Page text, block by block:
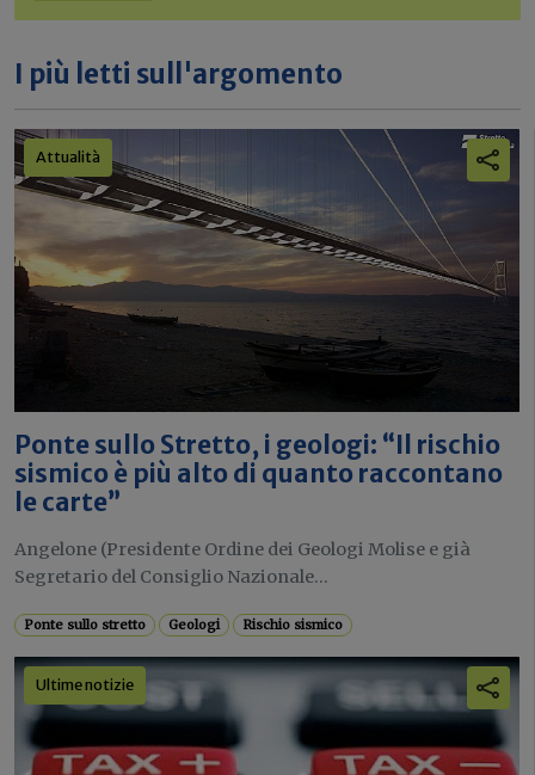
I più letti sull'argomento
Attualità
Ponte sullo Stretto, i geologi: “Il rischio
sismico è più alto di quanto raccontano
le carte”
Angelone (Presidente Ordine dei Geologi Molise e già
Segretario del Consiglio Nazionale...
Ponte sullo stretto Geologi Rischio sismico
Ultime notizie